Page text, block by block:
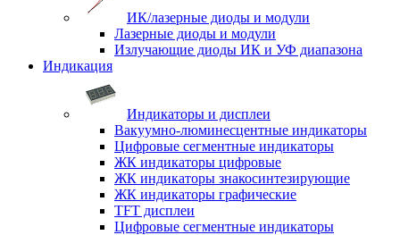
ИК/лазерные диоды и модули
Лазерные диоды и модули
Излучающие диоды ИК и УФ диапазона
Индикация
Индикаторы и дисплеи
Вакуумно-люминесцентные индикаторы
Цифровые сегментные индикаторы
ЖК индикаторы цифровые
ЖК индикаторы знакосинтезирующие
ЖК индикаторы графические
TFT дисплеи
Цифровые сегментные индикаторы